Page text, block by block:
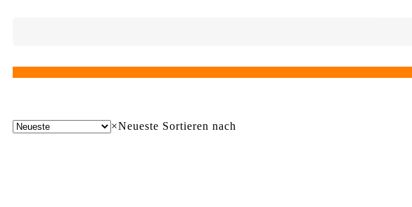
×Neueste Sortieren nach